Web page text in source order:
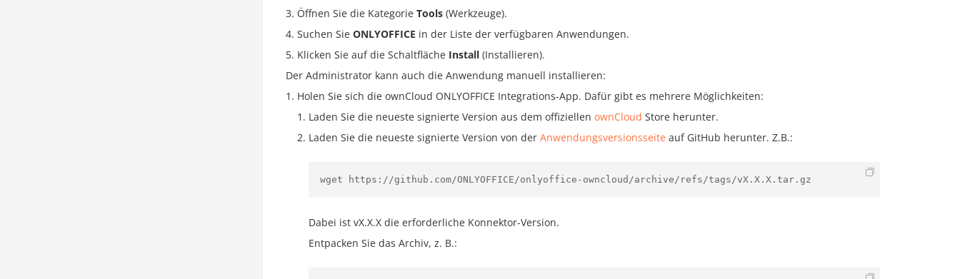
Öffnen Sie die Kategorie Tools (Werkzeuge).
Suchen Sie ONLYOFFICE in der Liste der verfügbaren Anwendungen.
Klicken Sie auf die Schaltfläche Install (Installieren).
Der Administrator kann auch die Anwendung manuell installieren:
Holen Sie sich die ownCloud ONLYOFFICE Integrations-App. Dafür gibt es mehrere Möglichkeiten:
Laden Sie die neueste signierte Version aus dem offiziellen ownCloud Store herunter.
Laden Sie die neueste signierte Version von der Anwendungsversionsseite auf GitHub herunter. Z.B.:
wget https://github.com/ONLYOFFICE/onlyoffice-owncloud/archive/refs/tags/vX.X.X.tar.gz
Dabei ist vX.X.X die erforderliche Konnektor-Version.
Entpacken Sie das Archiv, z. B.: